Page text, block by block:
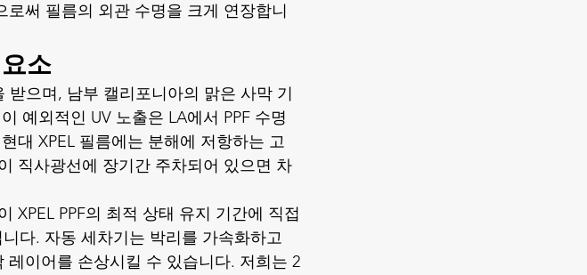
써 필름의 외관 수명을 크게 연장합니
소
받으며, 남부 캘리포니아의 맑은 사막 기
예외적인 UV 노출은 LA에서 PPF 수명
대 XPEL 필름에는 분해에 저항하는 고
직사광선에 장기간 주차되어 있으면 차
XPEL PPF의 최적 상태 유지 기간에 직접
다. 자동 세차기는 박리를 가속화하고
이어를 손상시킬 수 있습니다. 저희는 2